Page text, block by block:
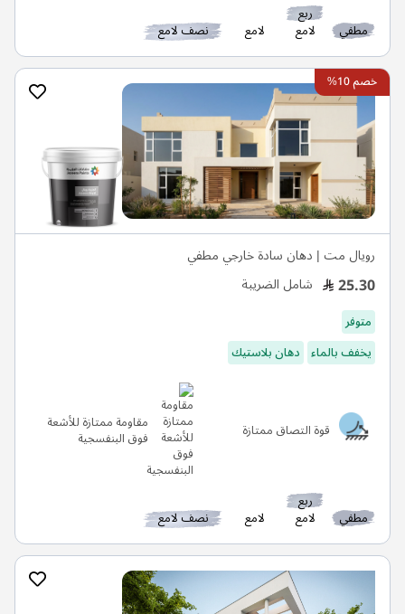
مطفي
ربع
لامع لامع نصف لامع
خصم 10%
رويال مت | دهان سادة خارجي مطفي
25.30 شامل الضريبة
متوفر
يخفف بالماء دهان بلاستيك
قوة التصاق ممتازة مقاومة ممتازة للأشعة
فوق البنفسجية
مطفي
ربع
لامع لامع نصف لامع